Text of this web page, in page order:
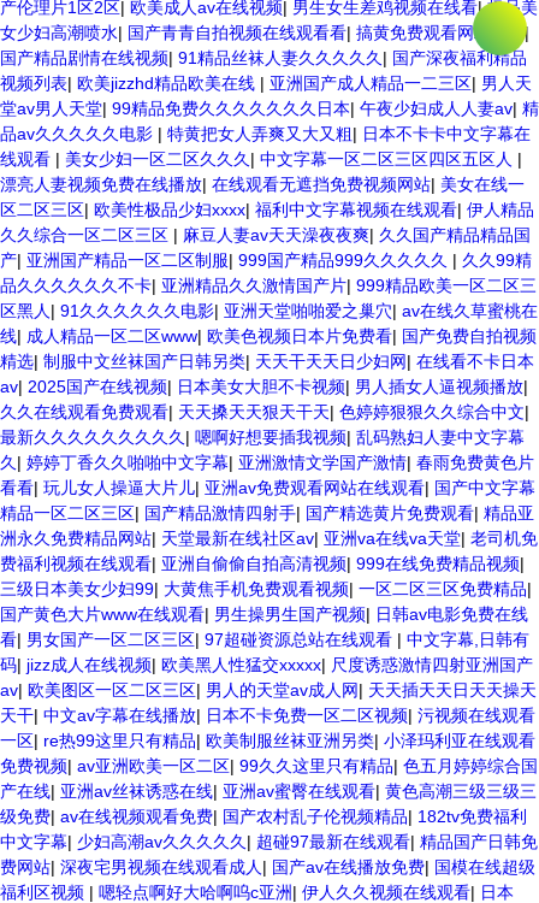
产伦理片1区2区| 欧美成人av在线视频| 男生女生差鸡视频在线看|极品美
女少妇高潮喷水| 国产青青自拍视频在线观看看| 搞黄免费观看网站入口 |
国产精品剧情在线视频| 91精品丝袜人妻久久久久久 | 国产深夜福利精品
视频列表| 欧美jizzhd精品欧美在线 | 亚洲国产成人精品一二三区| 男人天
堂av男人天堂| 99精品免费久久久久久久久日本| 午夜少妇成人人妻av| 精
品av久久久久久电影 | 特黄把女人弄爽又大又粗| 日本不卡卡中文字幕在
线观看 | 美女少妇一区二区久久久 | 中文字幕一区二区三区四区五区人 |
漂亮人妻视频免费在线播放| 在线观看无遮挡免费视频网站| 美女在线一
区二区三区| 欧美性极品少妇xxxx| 福利中文字幕视频在线观看| 伊人精品
久久综合一区二区三区 | 麻豆人妻av天天澡夜夜爽| 久久国产精品精品国
产| 亚洲国产精品一区二区制服| 999国产精品999久久久久久 | 久久99精
品久久久久久久不卡| 亚洲精品久久激情国产片| 999精品欧美一区二区三
区黑人 | 91久久久久久久电影| 亚洲天堂啪啪爱之巢穴| av在线久草蜜桃在
线| 成人精品一区二区www| 欧美色视频日本片免费看| 国产免费自拍视频
精选| 制服中文丝袜国产日韩另类| 天天干天天日少妇网| 在线看不卡日本
av| 2025国产在线视频| 日本美女大胆不卡视频| 男人插女人逼视频播放|
久久在线观看免费观看| 天天搡天天狠天干天| 色婷婷狠狠久久综合中文|
最新久久久久久久久久久 | 嗯啊好想要插我视频| 乱码熟妇人妻中文字幕
久 | 婷婷丁香久久啪啪中文字幕| 亚洲激情文学国产激情| 春雨免费黄色片
看看| 玩儿女人操逼大片儿| 亚洲av免费观看网站在线观看| 国产中文字幕
精品一区二区三区| 国产精品激情四射手| 国产精选黄片免费观看| 精品亚
洲永久免费精品网站| 天堂最新在线社区av| 亚洲va在线va天堂| 老司机免
费福利视频在线观看| 亚洲自偷偷自拍高清视频| 999在线免费精品视频|
三级日本美女少妇99| 大黄焦手机免费观看视频| 一区二区三区免费精品|
国产黄色大片www在线观看| 男生操男生国产视频| 日韩av电影免费在线
看| 男女国产一区二区三区| 97超碰资源总站在线观看 | 中文字幕,日韩有
码| jizz成人在线视频| 欧美黑人性猛交xxxxx| 尺度诱惑激情四射亚洲国产
av| 欧美图区一区二区三区| 男人的天堂av成人网| 天天插天天日天天操天
天干| 中文av字幕在线播放| 日本不卡免费一区二区视频| 污视频在线观看
一区| re热99这里只有精品| 欧美制服丝袜亚洲另类| 小泽玛利亚在线观看
免费视频| av亚洲欧美一区二区| 99久久这里只有精品| 色五月婷婷综合国
产在线| 亚洲av丝袜诱惑在线| 亚洲av蜜臀在线观看| 黄色高潮三级三级三
级免费| av在线视频观看免费| 国产农村乱子伦视频精品| 182tv免费福利
中文字幕| 少妇高潮av久久久久久 | 超碰97最新在线观看| 精品国产日韩免
费网站| 深夜宅男视频在线观看成人 | 国产av在线播放免费| 国模在线超级
福利区视频 | 嗯轻点啊好大哈啊呜c亚洲| 伊人久久视频在线观看| 日本